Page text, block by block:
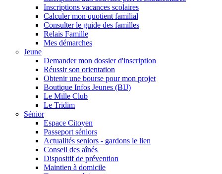
Inscriptions vacances scolaires
Calculer mon quotient familial
Consulter le guide des familles
Relais Famille
Mes démarches
Jeune
Demander mon dossier d'inscription
Réussir son orientation
Obtenir une bourse pour mon projet
Boutique Infos Jeunes (BIJ)
Le Mille Club
Le Tridim
Sénior
Espace Citoyen
Passeport séniors
Actualités seniors - gardons le lien
Conseil des aînés
Dispositif de prévention
Maintien à domicile